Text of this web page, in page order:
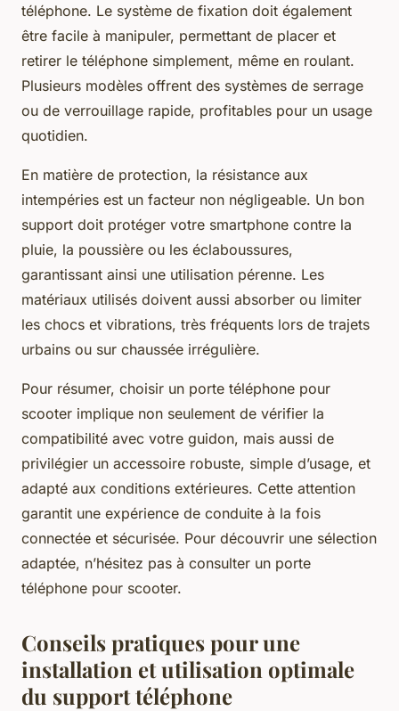
téléphone. Le système de fixation doit également
être facile à manipuler, permettant de placer et
retirer le téléphone simplement, même en roulant.
Plusieurs modèles offrent des systèmes de serrage
ou de verrouillage rapide, profitables pour un usage
quotidien.
En matière de protection, la résistance aux
intempéries est un facteur non négligeable. Un bon
support doit protéger votre smartphone contre la
pluie, la poussière ou les éclaboussures,
garantissant ainsi une utilisation pérenne. Les
matériaux utilisés doivent aussi absorber ou limiter
les chocs et vibrations, très fréquents lors de trajets
urbains ou sur chaussée irrégulière.
Pour résumer, choisir un porte téléphone pour
scooter implique non seulement de vérifier la
compatibilité avec votre guidon, mais aussi de
privilégier un accessoire robuste, simple d’usage, et
adapté aux conditions extérieures. Cette attention
garantit une expérience de conduite à la fois
connectée et sécurisée. Pour découvrir une sélection
adaptée, n’hésitez pas à consulter un porte
téléphone pour scooter.
Conseils pratiques pour une
installation et utilisation optimale
du support téléphone